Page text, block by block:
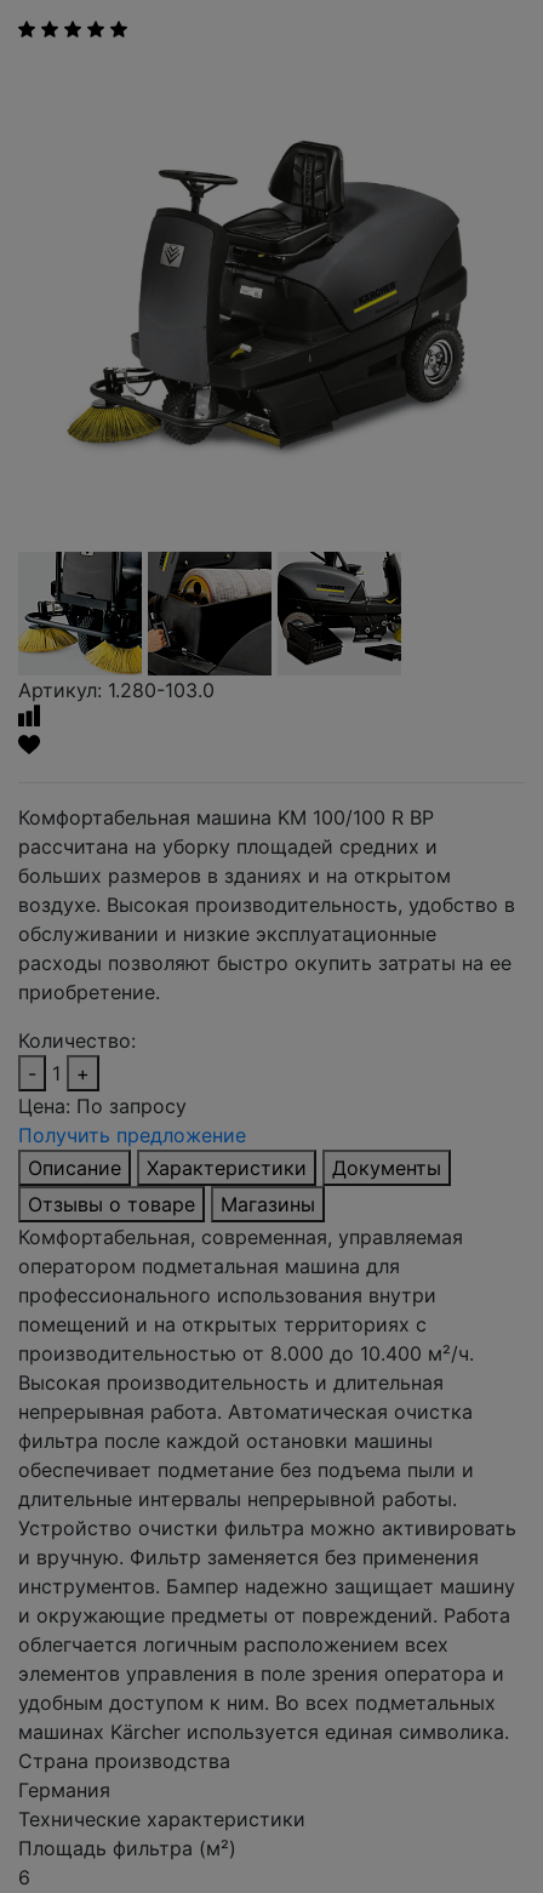
Артикул: 1.280-103.0
Комфортабельная машина KM 100/100 R BP
рассчитана на уборку площадей средних и
больших размеров в зданиях и на открытом
воздухе. Высокая производительность, удобство в
обслуживании и низкие эксплуатационные
расходы позволяют быстро окупить затраты на ее
приобретение.
Количество:
-
1
+
Цена: По запросу
Получить предложение
Описание
Характеристики
Документы
Отзывы о товаре
Магазины
Комфортабельная, современная, управляемая
оператором подметальная машина для
профессионального использования внутри
помещений и на открытых территориях с
производительностью от 8.000 до 10.400 м²/ч.
Высокая производительность и длительная
непрерывная работа. Автоматическая очистка
фильтра после каждой остановки машины
обеспечивает подметание без подъема пыли и
длительные интервалы непрерывной работы.
Устройство очистки фильтра можно активировать
и вручную. Фильтр заменяется без применения
инструментов. Бампер надежно защищает машину
и окружающие предметы от повреждений. Работа
облегчается логичным расположением всех
элементов управления в поле зрения оператора и
удобным доступом к ним. Во всех подметальных
машинах Kärcher используется единая символика.
Страна производства
Германия
Технические характеристики
Площадь фильтра (м²)
6